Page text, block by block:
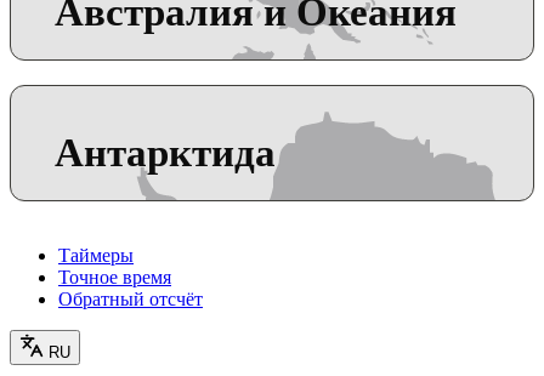
Австралия и Океания
Антарктида
Таймеры
Точное время
Обратный отсчёт
RU